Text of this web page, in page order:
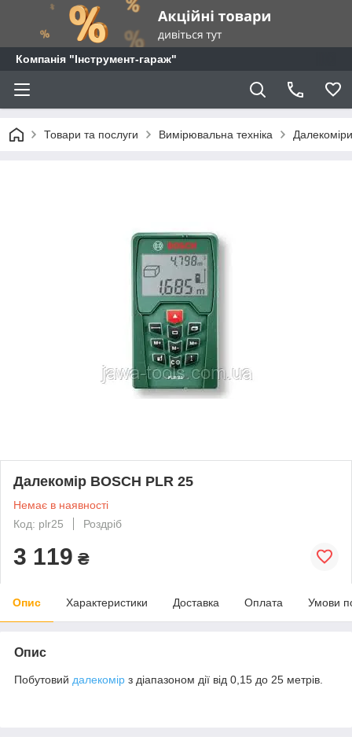
Компанія "Інструмент-гараж"
Товари та послуги Вимірювальна техніка Далекоміри
Далекомір BOSCH PLR 25
Немає в наявності
Код: plr25
Роздріб
3 119 ₴
Опис Характеристики Доставка Оплата Умови
Опис
Побутовий далекомір з діапазоном дії від 0,15 до 25 метрів.